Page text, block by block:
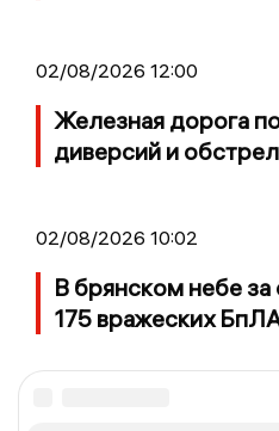
02/08/2026 12:00
Железная дорога
диверсий и
02/08/2026 10:02
В брянском небе
175 вражеских